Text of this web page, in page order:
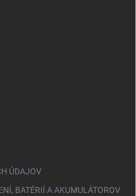
ÚDAJOV
BATÉRIÍ A AKUMULÁTOROV